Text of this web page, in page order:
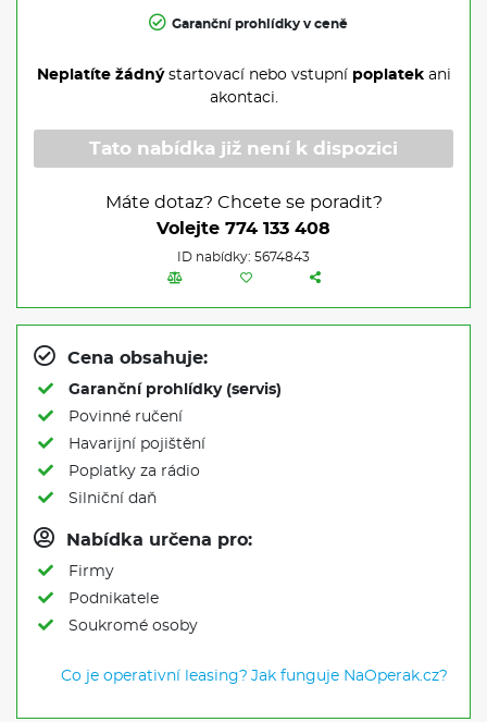
Garanční prohlídky v ceně
Neplatíte žádnýstartovací nebo vstupní poplatekani
akontaci.
Tato nabídka již není k dispozici
Máte dotaz? Chcete se poradit?
Volejte 774 133 408
ID nabídky: 5674843
Cena obsahuje:
Garanční prohlídky (servis)
Povinné ručení
Havarijní pojištění
Poplatky za rádio
Silniční daň
Nabídka určena pro:
Firmy
Podnikatele
Soukromé osoby
Co je operativní leasing? Jak funguje NaOperak.cz?